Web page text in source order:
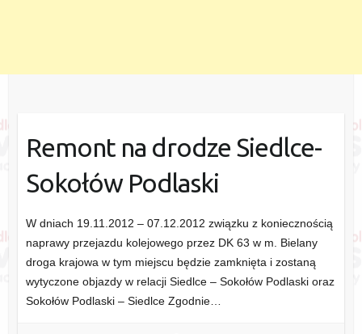
Remont na drodze Siedlce-
Sokołów Podlaski
W dniach 19.11.2012 – 07.12.2012 związku z koniecznością
naprawy przejazdu kolejowego przez DK 63 w m. Bielany
droga krajowa w tym miejscu będzie zamknięta i zostaną
wytyczone objazdy w relacji Siedlce – Sokołów Podlaski oraz
Sokołów Podlaski – Siedlce Zgodnie…